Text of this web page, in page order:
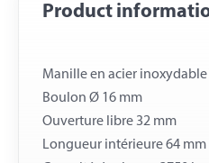
Product
Manille en acier inoxydable
Boulon Ø 16 mm
Ouverture libre 32 mm
Longueur intérieure 64 mm